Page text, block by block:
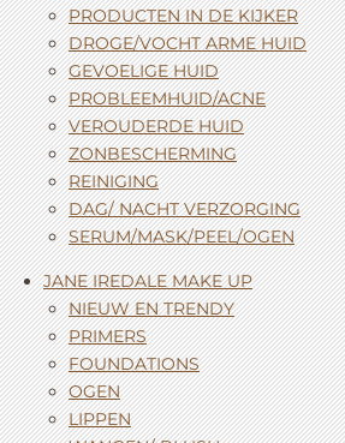
PRODUCTEN IN DE KIJKER
DROGE/VOCHT ARME HUID
GEVOELIGE HUID
PROBLEEMHUID/ACNE
VEROUDERDE HUID
ZONBESCHERMING
REINIGING
DAG/ NACHT VERZORGING
SERUM/MASK/PEEL/OGEN
JANE IREDALE MAKE UP
NIEUW EN TRENDY
PRIMERS
FOUNDATIONS
OGEN
LIPPEN